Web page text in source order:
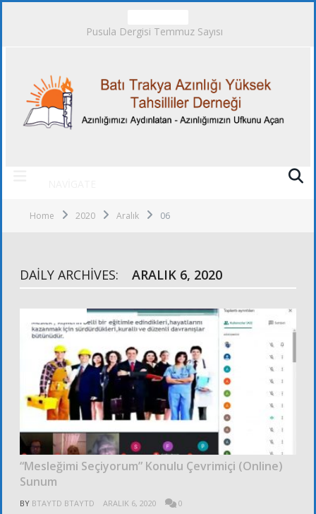
Pusula Dergisi Temmuz Sayısı
Home 2020 Aralık 06
DAILY ARCHIVES: ARALIK 6, 2020
“Mesleğimi Seçiyorum” Konulu Çevrimiçi (Online)
Sunum
BY BTAYTD BTAYTD ARALIK 6, 2020 0